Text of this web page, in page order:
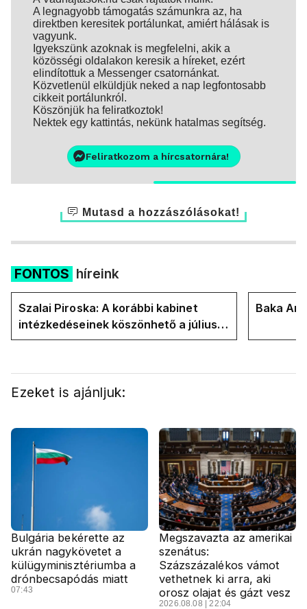
A legnagyobb támogatás számunkra az, ha
direktben keresitek portálunkat, amiért hálásak is
vagyunk.
Igyekszünk azoknak is megfelelni, akik a
közösségi oldalakon keresik a híreket, ezért
elindítottuk a Messenger csatornánkat.
Közvetlenül elküldjük neked a nap legfontosabb
cikkeit portálunkról.
Köszönjük ha feliratkoztok!
Nektek egy kattintás, nekünk hatalmas segítség.
Feliratkozom a hírcsatornára!
Mutasd a hozzászólásokat!
FONTOS híreink
Szalai Piroska: A korábbi kabinet
intézkedéseinek köszönhető a júliusi
alacsony infláció, a Tisza lépései csak
Baka
Ezeket is ajánljuk:
Bulgária bekérette az
ukrán nagykövetet a
külügyminisztériumba a
drónbecsapódás miatt
07:43
Megszavazta az amerikai
szenátus:
Százszázalékos vámot
vethetnek ki arra, aki
orosz olajat és gázt vesz
2026.08.08 | 22:04